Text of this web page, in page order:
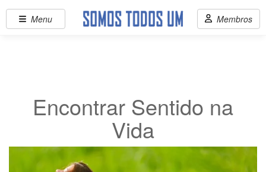
Encontrar Sentido na
Vida
Menu Membros